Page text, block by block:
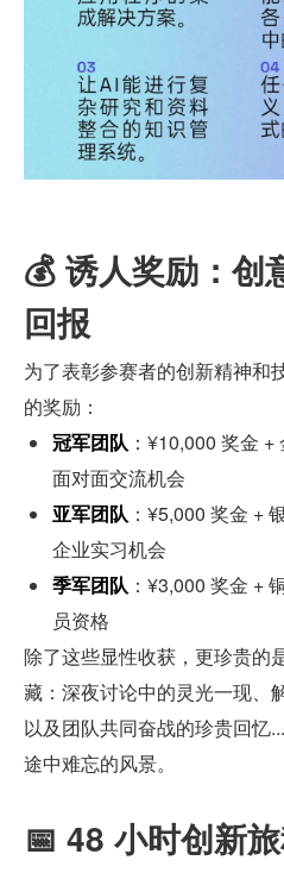
💰 诱人奖励：创
回报
为了表彰参赛者的创新精神和
的奖励：
冠军团队 ：¥10,000 奖金
面对面交流机会
亚军团队 ：¥5,000 奖金 +
企业实习机会
季军团队 ：¥3,000 奖金 +
员资格
除了这些显性收获，更珍贵的
藏：深夜讨论中的灵光一现、
以及团队共同奋战的珍贵回忆
途中难忘的风景。
📅 48 小时创新